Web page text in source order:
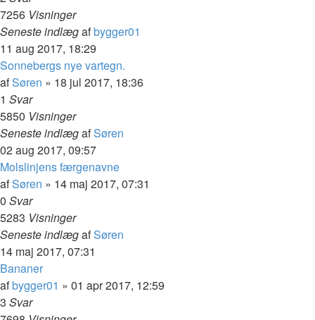
7256 Visninger
Seneste indlægafbygger01
11 aug 2017, 18:29
Sonnebergs nye vartegn.
afSøren » 18 jul 2017, 18:36
1 Svar
5850 Visninger
Seneste indlægafSøren
02 aug 2017, 09:57
Molslinjens færgenavne
afSøren » 14 maj 2017, 07:31
0 Svar
5283 Visninger
Seneste indlægafSøren
14 maj 2017, 07:31
Bananer
afbygger01 » 01 apr 2017, 12:59
3 Svar